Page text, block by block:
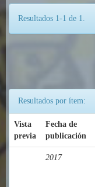
Resultados 1-1 de 1.
Resultados por ítem:
Vista
previa
Fecha de
publicación
2017